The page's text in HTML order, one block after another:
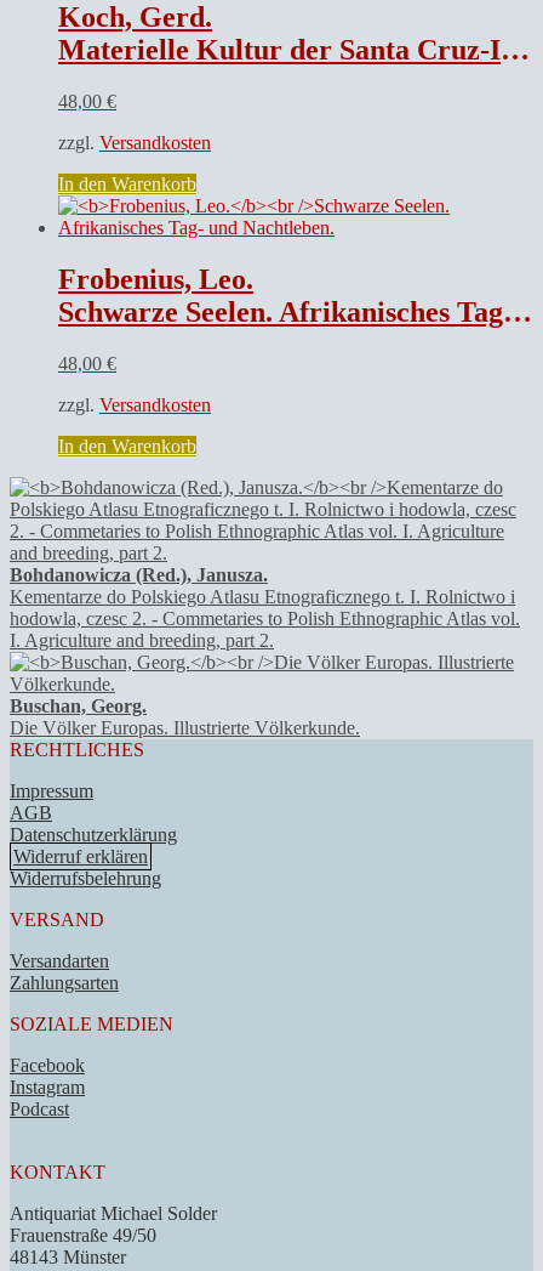
Koch, Gerd.
Materielle Kultur der Santa Cruz-Inseln.
48,00 €
zzgl. Versandkosten
In den Warenkorb
Frobenius, Leo.
Schwarze Seelen. Afrikanisches Tag- und Nachtleben.
48,00 €
zzgl. Versandkosten
In den Warenkorb
Bohdanowicza (Red.), Janusza.
Kementarze do Polskiego Atlasu Etnograficznego t. I. Rolnictwo i
hodowla, czesc 2. - Commetaries to Polish Ethnographic Atlas vol.
I. Agriculture and breeding, part 2.
Buschan, Georg.
Die Völker Europas. Illustrierte Völkerkunde.
RECHTLICHES
Impressum
AGB
Datenschutzerklärung
Widerruf erklären
Widerrufsbelehrung
VERSAND
Versandarten
Zahlungsarten
SOZIALE MEDIEN
Facebook
Instagram
Podcast
KONTAKT
Antiquariat Michael Solder
Frauenstraße 49/50
48143 Münster